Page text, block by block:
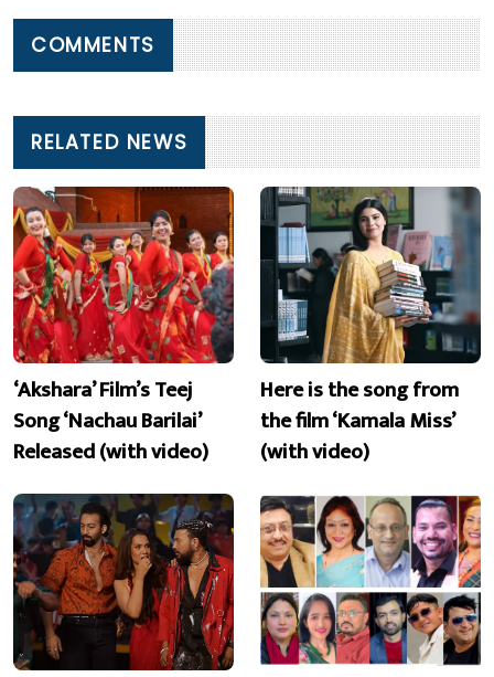
COMMENTS
RELATED NEWS
‘Akshara’ Film’s Teej
Song ‘Nachau Barilai’
Released (with video)
Here is the song from
the film ‘Kamala Miss’
(with video)